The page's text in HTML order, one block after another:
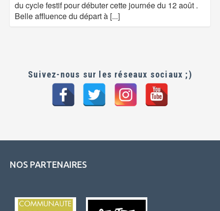
du cycle festif pour débuter cette journée du 12 août .
Belle affluence du départ à [...]
Suivez-nous sur les réseaux sociaux ;)
NOS PARTENAIRES